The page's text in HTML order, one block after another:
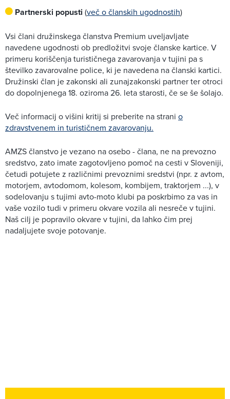
Partnerski popusti (več o članskih ugodnostih)
Vsi člani družinskega članstva Premium uveljavljate
navedene ugodnosti ob predložitvi svoje članske kartice. V
primeru koriščenja turističnega zavarovanja v tujini pa s
številko zavarovalne police, ki je navedena na članski kartici.
Družinski član je zakonski ali zunajzakonski partner ter otroci
do dopolnjenega 18. oziroma 26. leta starosti, če se še šolajo.
Več informacij o višini kritij si preberite na strani o
zdravstvenem in turističnem zavarovanju.
AMZS članstvo je vezano na osebo - člana, ne na prevozno
sredstvo, zato imate zagotovljeno pomoč na cesti v Sloveniji,
četudi potujete z različnimi prevoznimi sredstvi (npr. z avtom,
motorjem, avtodomom, kolesom, kombijem, traktorjem ...), v
sodelovanju s tujimi avto-moto klubi pa poskrbimo za vas in
vaše vozilo tudi v primeru okvare vozila ali nesreče v tujini.
Naš cilj je popravilo okvare v tujini, da lahko čim prej
nadaljujete svoje potovanje.